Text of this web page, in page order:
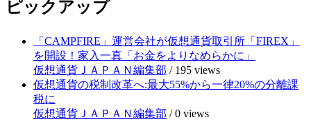
ピックアップ
「CAMPFIRE」運営会社が仮想通貨取引所「FIREX」
を開設！家入一真「お金をよりなめらかに」
仮想通貨ＪＡＰＡＮ編集部 / 195 views
仮想通貨の税制改革へ:最大55%から一律20%の分離課
税に
仮想通貨ＪＡＰＡＮ編集部 /0 views